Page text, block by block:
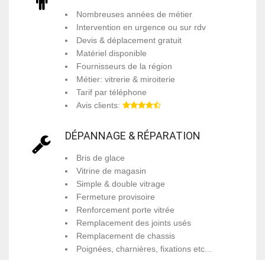
Nombreuses années de métier
Intervention en urgence ou sur rdv
Devis & déplacement gratuit
Matériel disponible
Fournisseurs de la région
Métier: vitrerie & miroiterie
Tarif par téléphone
Avis clients:
DÉPANNAGE & RÉPARATION
Bris de glace
Vitrine de magasin
Simple & double vitrage
Fermeture provisoire
Renforcement porte vitrée
Remplacement des joints usés
Remplacement de chassis
Poignées, charnières, fixations etc...